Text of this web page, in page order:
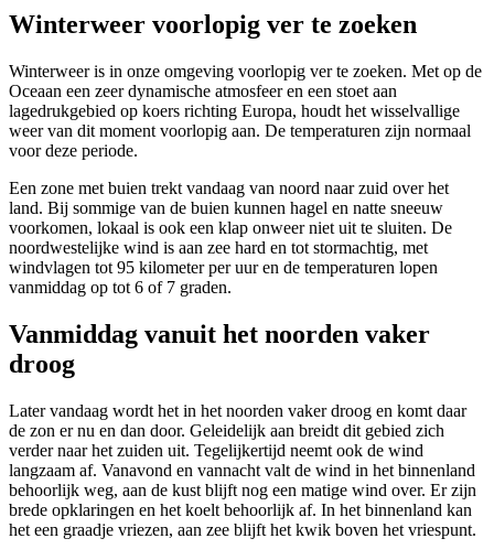
Winterweer voorlopig ver te zoeken
Winterweer is in onze omgeving voorlopig ver te zoeken. Met op de
Oceaan een zeer dynamische atmosfeer en een stoet aan
lagedrukgebied op koers richting Europa, houdt het wisselvallige
weer van dit moment voorlopig aan. De temperaturen zijn normaal
voor deze periode.
Een zone met buien trekt vandaag van noord naar zuid over het
land. Bij sommige van de buien kunnen hagel en natte sneeuw
voorkomen, lokaal is ook een klap onweer niet uit te sluiten. De
noordwestelijke wind is aan zee hard en tot stormachtig, met
windvlagen tot 95 kilometer per uur en de temperaturen lopen
vanmiddag op tot 6 of 7 graden.
Vanmiddag vanuit het noorden vaker
droog
Later vandaag wordt het in het noorden vaker droog en komt daar
de zon er nu en dan door. Geleidelijk aan breidt dit gebied zich
verder naar het zuiden uit. Tegelijkertijd neemt ook de wind
langzaam af. Vanavond en vannacht valt de wind in het binnenland
behoorlijk weg, aan de kust blijft nog een matige wind over. Er zijn
brede opklaringen en het koelt behoorlijk af. In het binnenland kan
het een graadje vriezen, aan zee blijft het kwik boven het vriespunt.